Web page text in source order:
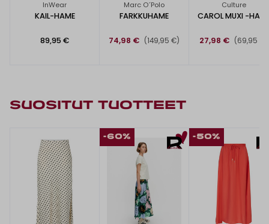
InWear
KAIL-HAME
89,95 €
Marc O´Polo
FARKKUHAME
74,98 € (149,95 €)
Culture
CAROL MUXI -
27,98 € (69,95 €)
SUOSITUT TUOTTEET
-60% -50%